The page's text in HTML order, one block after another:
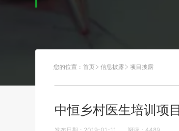
您的位置： 首页 信息披露 项目披露
中恒乡村医生培训项